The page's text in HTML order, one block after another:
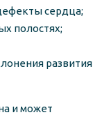
сердца;
полостях;
развития
и может